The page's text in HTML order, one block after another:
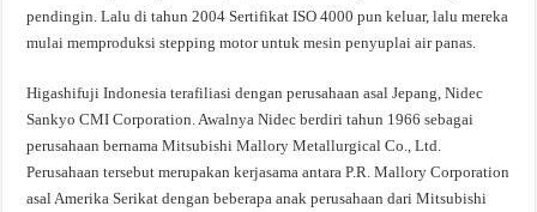
pendingin. Lalu di tahun 2004 Sertifikat ISO 4000 pun keluar, lalu mereka
mulai memproduksi stepping motor untuk mesin penyuplai air panas.
Higashifuji Indonesia terafiliasi dengan perusahaan asal Jepang, Nidec
Sankyo CMI Corporation. Awalnya Nidec berdiri tahun 1966 sebagai
perusahaan bernama Mitsubishi Mallory Metallurgical Co., Ltd.
Perusahaan tersebut merupakan kerjasama antara P.R. Mallory Corporation
asal Amerika Serikat dengan beberapa anak perusahaan dari Mitsubishi